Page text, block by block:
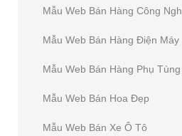
Mẫu Web Bán Hàng Công
Mẫu Web Bán Hàng Điện Máy
Mẫu Web Bán Hàng Phụ Tùng
Mẫu Web Bán Hoa Đẹp
Mẫu Web Bán Xe Ô Tô